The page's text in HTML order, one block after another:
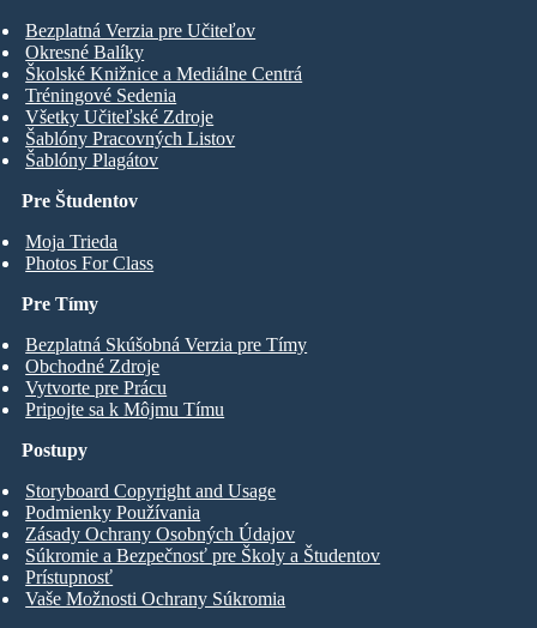
Pre Študentov
Moja Trieda
Photos For Class
Bezplatná Verzia pre Učiteľov
Okresné Balíky
Školské Knižnice a Mediálne Centrá
Tréningové Sedenia
Všetky Učiteľské Zdroje
Šablóny Pracovných Listov
Šablóny Plagátov
Pre Tímy
Bezplatná Skúšobná Verzia pre Tímy
Obchodné Zdroje
Vytvorte pre Prácu
Pripojte sa k Môjmu Tímu
Postupy
Storyboard Copyright and Usage
Podmienky Používania
Zásady Ochrany Osobných Údajov
Súkromie a Bezpečnosť pre Školy a Študentov
Prístupnosť
Vaše Možnosti Ochrany Súkromia